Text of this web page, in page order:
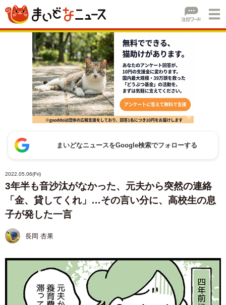
まいどなニュースをGoogle検索でフォローする
2022.05.06(Fri)
3年半も音沙汰がなかった、元夫から突然の連絡
「金、貸してくれ」…その言い分に、高校生の息
子が発した一言
長岡 杏果